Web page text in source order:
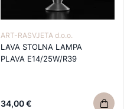
ART-RASVJETA d.o.o.
LAVA STOLNA LAMPA
PLAVA E14/25W/R39
34,00 €